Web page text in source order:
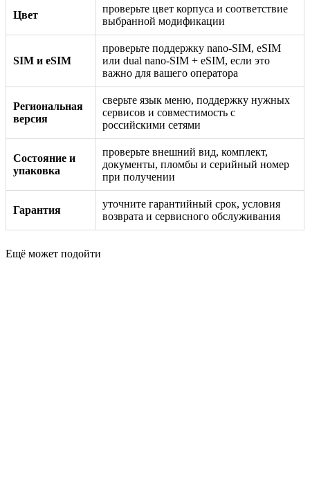
Цвет
проверьте цвет корпуса и соответствие
выбранной модификации
SIM и eSIM
проверьте поддержку nano-SIM, eSIM
или dual nano-SIM + eSIM, если это
важно для вашего оператора
Региональная
версия
сверьте язык меню, поддержку нужных
сервисов и совместимость с
российскими сетями
Состояние и
упаковка
проверьте внешний вид, комплект,
документы, пломбы и серийный номер
при получении
Гарантия
уточните гарантийный срок, условия
возврата и сервисного обслуживания
Ещё может подойти